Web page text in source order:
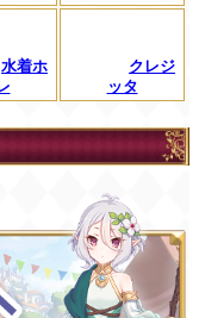
水着ホ
クレジ
ッタ